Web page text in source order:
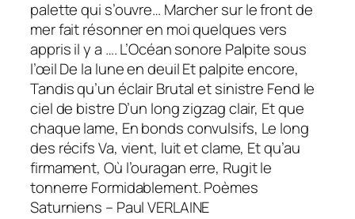
palette qui s’ouvre… Marcher sur le front de
mer fait résonner en moi quelques vers
appris il y a …. L’Océan sonore Palpite sous
l’œil De la lune en deuil Et palpite encore,
Tandis qu’un éclair Brutal et sinistre Fend le
ciel de bistre D’un long zigzag clair, Et que
chaque lame, En bonds convulsifs, Le long
des récifs Va, vient, luit et clame, Et qu’au
firmament, Où l’ouragan erre, Rugit le
tonnerre Formidablement. Poèmes
Saturniens – Paul VERLAINE